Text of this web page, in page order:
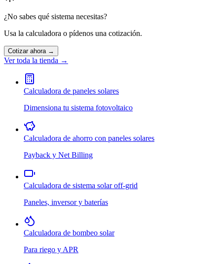
¿No sabes qué sistema necesitas?
Usa la calculadora o pídenos una cotización.
Cotizar ahora →
Ver toda la tienda →
Calculadora de paneles solares
Dimensiona tu sistema fotovoltaico
Calculadora de ahorro con paneles solares
Payback y Net Billing
Calculadora de sistema solar off-grid
Paneles, inversor y baterías
Calculadora de bombeo solar
Para riego y APR